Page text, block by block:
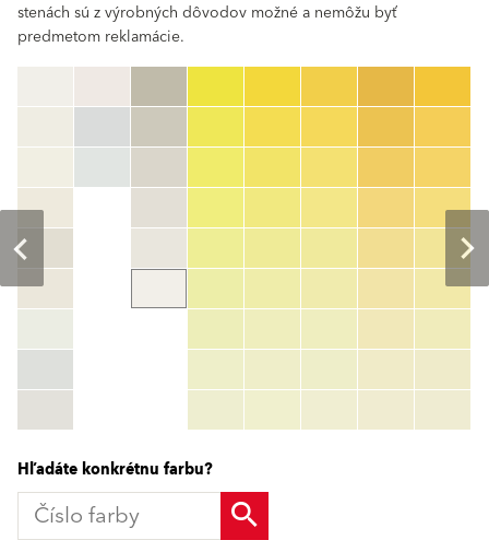
stenách sú z výrobných dôvodov možné a nemôžu byť
predmetom reklamácie.
Číslo farby
color_name
HEX:hex_code
TSR:tsr_code
Zistiť viac
Hľadáte konkrétnu farbu?